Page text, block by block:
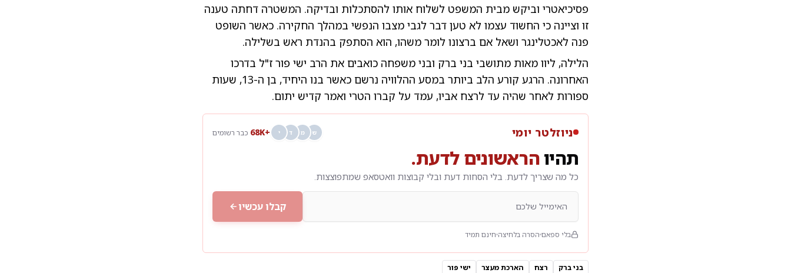
פסיכיאטרי וביקש מבית המשפט לשלוח אותו להסתכלות ובדיקה. המשטרה דחתה טענה
זו וציינה כי החשוד עצמו לא טען דבר לגבי מצבו הנפשי במהלך החקירה. כאשר השופט
פנה לאכטלינגר ושאל אם ברצונו לומר משהו, הוא הסתפק בהנדת ראש בשלילה.
הלילה, ליוו מאות מתושבי בני ברק ובני משפחה כואבים את הרב ישי פור ז"ל בדרכו
האחרונה. הרגע קורע הלב ביותר במסע ההלוויה נרשם כאשר בנו היחיד, בן ה-13, שעות
ספורות לאחר שהיה עד לרצח אביו, עמד על קברו הטרי ואמר קדיש יתום.
ניוזלטר יומי ש מ ד י +68K כבר רשומים
תהיוהראשונים לדעת.
כל מה שצריך לדעת. בלי הסחות דעת ובלי קבוצות וואטסאפ שמתפוצצות.
קבלו עכשיו
בלי ספאם הסרה בלחיצה חינם תמיד
בני ברק רצח הארכת מעצר ישי פור